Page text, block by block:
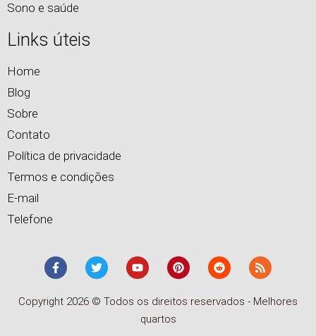
Sono e saúde
Links úteis
Home
Blog
Sobre
Contato
Política de privacidade
Termos e condições
E-mail
Telefone
Copyright 2026 © Todos os direitos reservados - Melhores
quartos